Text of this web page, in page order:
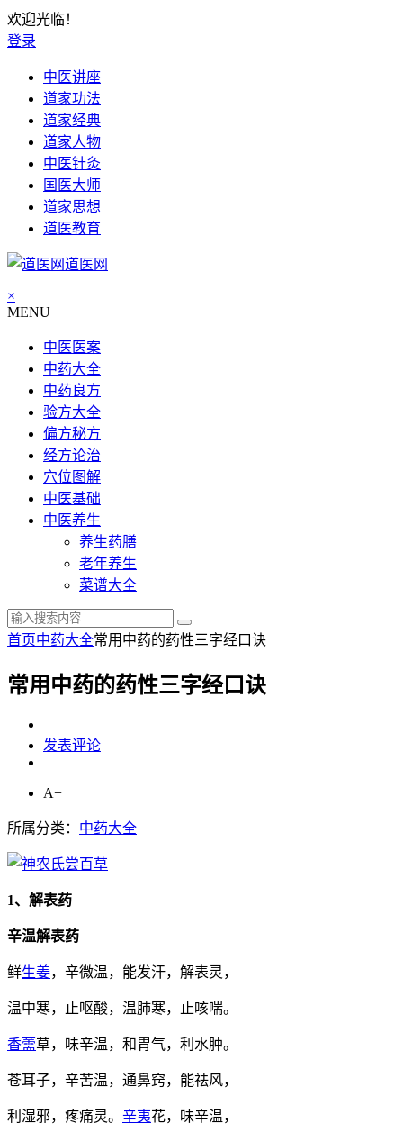
欢迎光临！
登录
中医讲座
道家功法
道家经典
道家人物
中医针灸
国医大师
道家思想
道医教育
道医网
×
MENU
中医医案
中药大全
中药良方
验方大全
偏方秘方
经方论治
穴位图解
中医基础
中医养生
养生药膳
老年养生
菜谱大全
首页中药大全常用中药的药性三字经口诀
常用中药的药性三字经口诀
发表评论
A+
所属分类： 中药大全
1、解表药
辛温解表药
鲜生姜，辛微温，能发汗，解表灵，
温中寒，止呕酸，温肺寒，止咳喘。
香薷草，味辛温，和胃气，利水肿。
苍耳子，辛苦温，通鼻窍，能祛风，
利湿邪，疼痛灵。 辛夷花，味辛温，